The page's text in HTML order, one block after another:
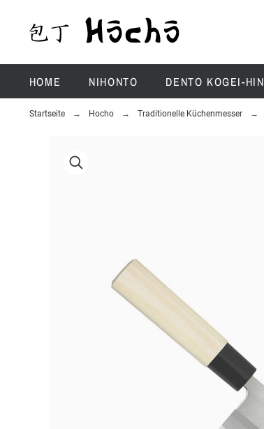
HOME NIHONTO DENTO KOGEI-HIN
Startseite Hocho Traditionelle Küchenmesser